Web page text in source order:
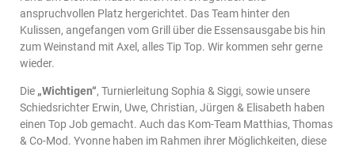
anspruchvollen Platz hergerichtet. Das Team hinter den
Kulissen, angefangen vom Grill über die Essensausgabe bis hin
zum Weinstand mit Axel, alles Tip Top. Wir kommen sehr gerne
wieder.
Die „Wichtigen“, Turnierleitung Sophia & Siggi, sowie unsere
Schiedsrichter Erwin, Uwe, Christian, Jürgen & Elisabeth haben
einen Top Job gemacht. Auch das Kom-Team Matthias, Thomas
& Co-Mod. Yvonne haben im Rahmen ihrer Möglichkeiten, diese